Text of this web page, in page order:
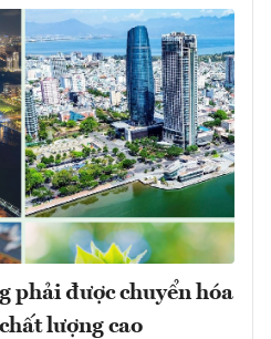
phải được chuyển hóa
lượng cao